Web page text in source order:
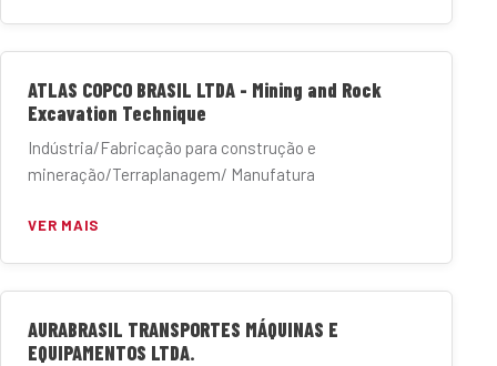
ATLAS COPCO BRASIL LTDA - Mining and Rock
Excavation Technique
Indústria/Fabricação para construção e
mineração/Terraplanagem/ Manufatura
VER MAIS
AURABRASIL TRANSPORTES MÁQUINAS E
EQUIPAMENTOS LTDA.